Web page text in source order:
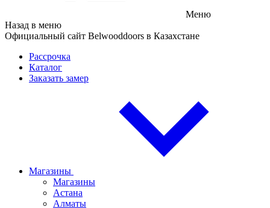
Меню
Назад в меню
Официальный сайт Belwooddoors в Казахстане
Рассрочка
Каталог
Заказать замер
Магазины
Магазины
Астана
Алматы